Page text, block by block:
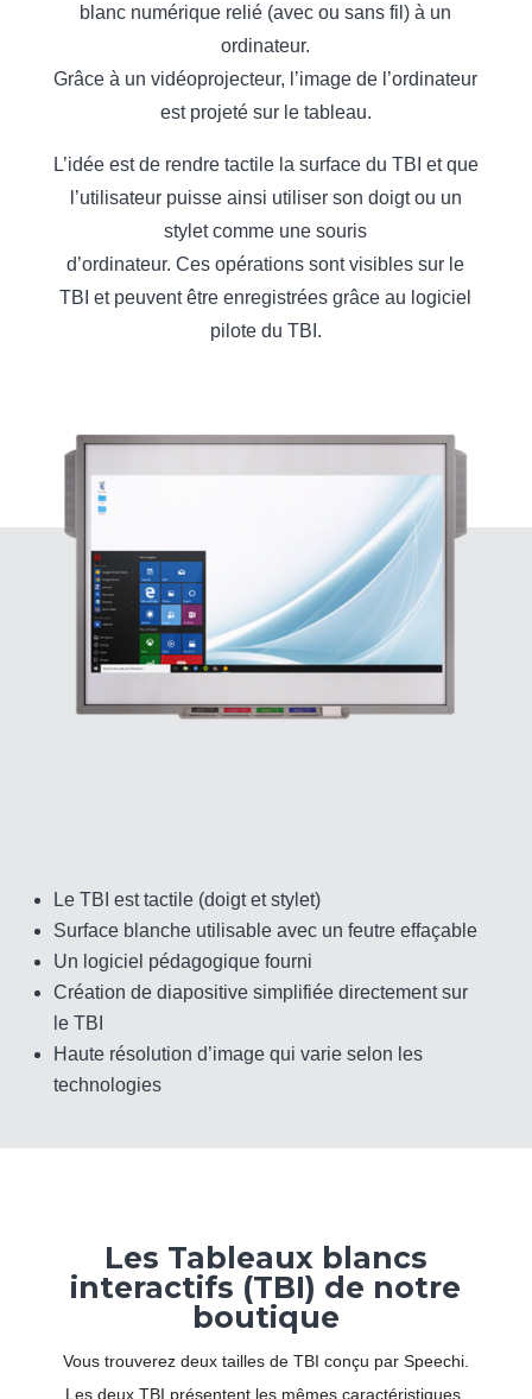
blanc numérique relié (avec ou sans fil) à un
ordinateur.
Grâce à un vidéoprojecteur, l’image de l’ordinateur
est projeté sur le tableau.
L’idée est de rendre tactile la surface du TBI et que
l’utilisateur puisse ainsi utiliser son doigt ou un
stylet comme une souris
d’ordinateur. Ces opérations sont visibles sur le
TBI et peuvent être enregistrées grâce au logiciel
pilote du TBI.
Le TBI est tactile (doigt et stylet)
Surface blanche utilisable avec un feutre effaçable
Un logiciel pédagogique fourni
Création de diapositive simplifiée directement sur
le TBI
Haute résolution d’image qui varie selon les
technologies
Les Tableaux blancs
interactifs (TBI) de notre
boutique
Vous trouverez deux tailles de TBI conçu par Speechi.
Les deux TBI présentent les mêmes caractéristiques,